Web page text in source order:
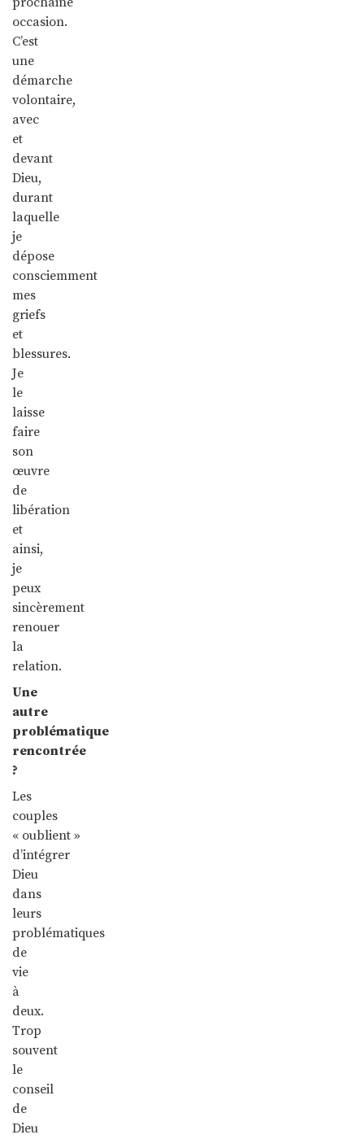
occasion.
C’est
une
démarche
volontaire,
avec
et
devant
Dieu,
durant
laquelle
je
dépose
consciemment
mes
griefs
et
blessures.
Je
le
laisse
faire
son
œuvre
de
libération
et
ainsi,
je
peux
sincèrement
renouer
la
relation.
Une
autre
problématique
rencontrée
?
Les
couples
« oublient »
d’intégrer
Dieu
dans
leurs
problématiques
de
vie
à
deux.
Trop
souvent
le
conseil
de
Dieu